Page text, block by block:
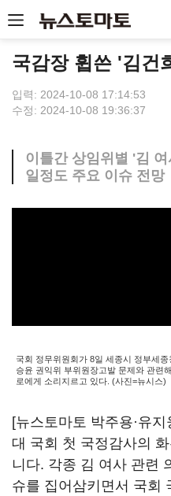
국감장 휩쓴 '김건
입력: 2024-10-08 17:14:53
수정: 2024-10-08 19:36:37
이틀간 상임위별 '김
일정도 주요 이슈 전망
국회 정무위원회가 8일 세종시 정부세
승윤 권익위 부위원장고발 문제와 관련
로에게 소리지르고 있다. (사진=뉴시스)
[뉴스토마토 박주용·유
대 국회 첫 국정감사의
니다. 각종 김 여사 관련
슈를 집어삼키면서 국회